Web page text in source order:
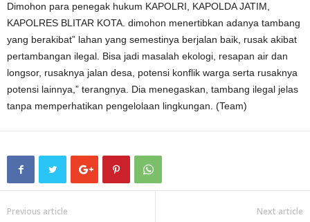
Dimohon para penegak hukum KAPOLRI, KAPOLDA JATIM,
KAPOLRES BLITAR KOTA. dimohon menertibkan adanya tambang
yang berakibat” lahan yang semestinya berjalan baik, rusak akibat
pertambangan ilegal. Bisa jadi masalah ekologi, resapan air dan
longsor, rusaknya jalan desa, potensi konflik warga serta rusaknya
potensi lainnya,” terangnya. Dia menegaskan, tambang ilegal jelas
tanpa memperhatikan pengelolaan lingkungan. (Team)
Previous article Next article